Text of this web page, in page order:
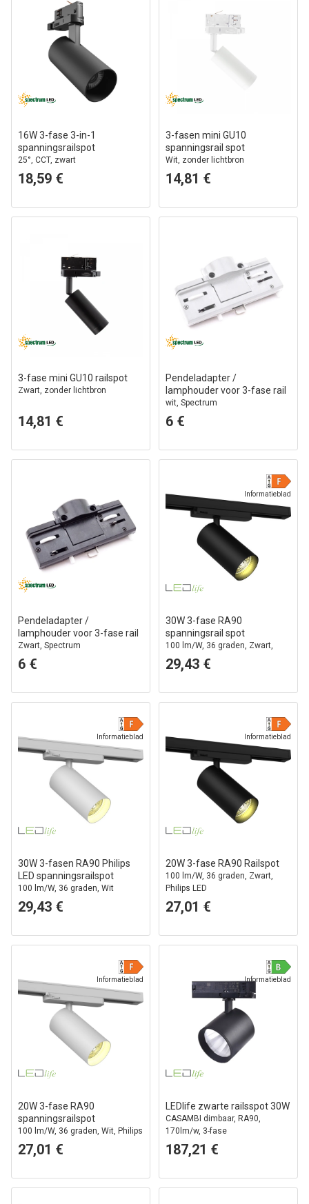
16W 3-fase 3-in-1
spanningsrailspot
25°, CCT, zwart
18,59 €
3-fasen mini GU10
spanningsrail spot
Wit, zonder lichtbron
14,81 €
3-fase mini GU10 railspot
Zwart, zonder lichtbron
14,81 €
Pendeladapter /
lamphouder voor 3-fase rail
wit, Spectrum
6 €
Pendeladapter /
lamphouder voor 3-fase rail
Zwart, Spectrum
6 €
Informatieblad
30W 3-fase RA90
spanningsrail spot
100 lm/W, 36 graden, Zwart,
Philips LED
29,43 €
Informatieblad
30W 3-fasen RA90 Philips
LED spanningsrailspot
100 lm/W, 36 graden, Wit
29,43 €
Informatieblad
20W 3-fase RA90 Railspot
100 lm/W, 36 graden, Zwart,
Philips LED
27,01 €
Informatieblad
20W 3-fase RA90
spanningsrailspot
100 lm/W, 36 graden, Wit, Philips
LED
27,01 €
Informatieblad
LEDlife zwarte railsspot 30W
CASAMBI dimbaar, RA90,
170lm/w, 3-fase
187,21 €